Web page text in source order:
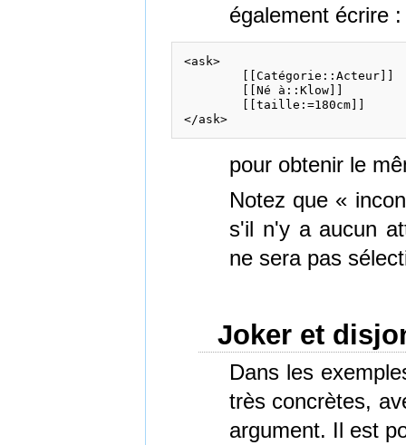
également écrire :
<ask>
</ask>
pour obtenir le
Notez que «
s'il n'y a aucun
ne sera pas
Joker et
Dans les
très concrètes,
argument. Il est